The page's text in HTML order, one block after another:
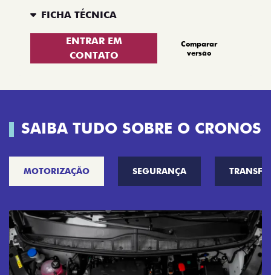
FICHA TÉCNICA
ENTRAR EM
CONTATO
Comparar
versão
SAIBA TUDO SOBRE O CRONOS
MOTORIZAÇÃO SEGURANÇA